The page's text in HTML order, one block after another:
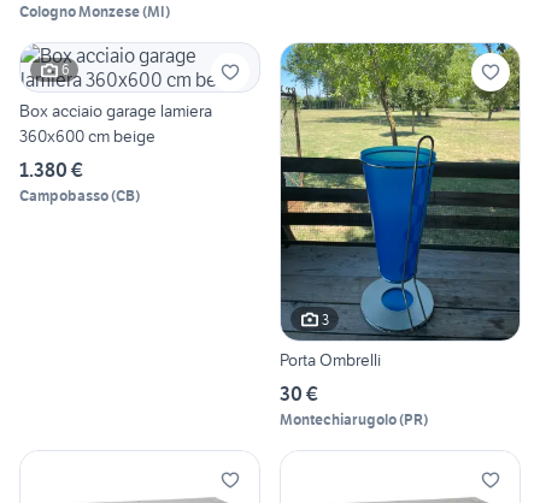
Cologno Monzese(MI)
6
Box acciaio garage lamiera
360x600 cm beige
1.380 €
Campobasso(CB)
3
Porta Ombrelli
30 €
Montechiarugolo(PR)